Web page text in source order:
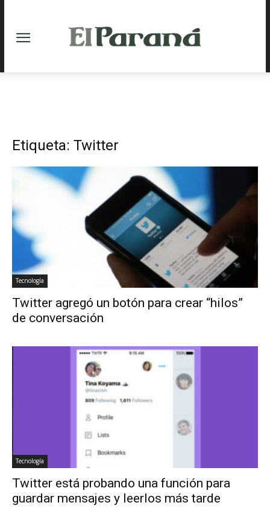
Etiqueta: Twitter
Tecnología
Twitter agregó un botón para crear “hilos”
de conversación
Tecnología
Twitter está probando una función para
guardar mensajes y leerlos más tarde